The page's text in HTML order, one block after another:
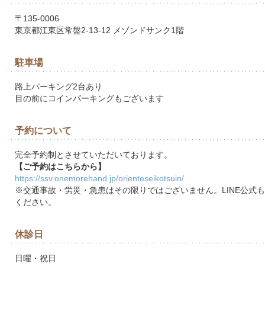
〒135-0006
東京都江東区常盤2-13-12 メゾンドサンク1階
駐車場
路上パーキング2台あり
目の前にコインパーキングもございます
予約について
完全予約制とさせていただいております。
【ご予約はこちらから】
https://ssv.onemorehand.jp/orienteseikotsuin/
※交通事故・労災・急患はその限りではございません。LINE公式
ください。
休診日
日曜・祝日